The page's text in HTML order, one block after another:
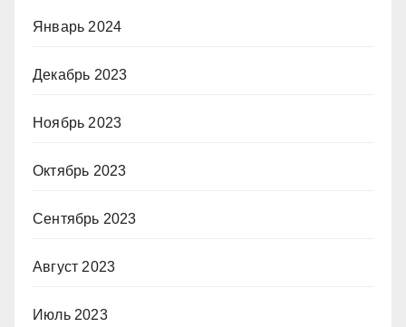
Январь 2024
Декабрь 2023
Ноябрь 2023
Октябрь 2023
Сентябрь 2023
Август 2023
Июль 2023